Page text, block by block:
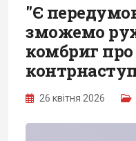
"Є
зможемо
комбриг про
26 квітня 2026